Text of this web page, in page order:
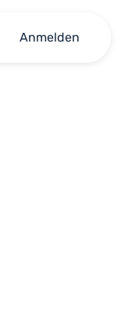
Anmelden